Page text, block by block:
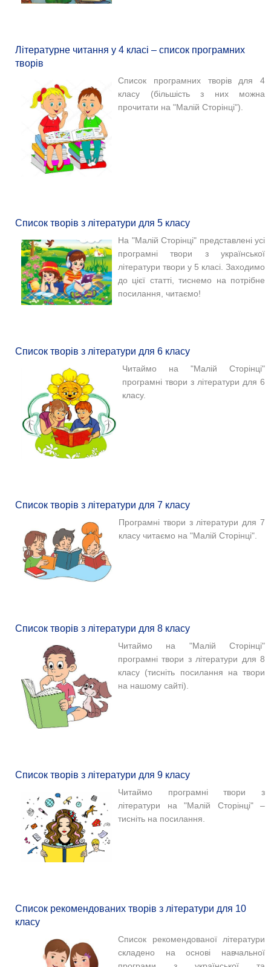
Літературне читання у 4 класі – список програмних
творів
Список програмних творів для 4
класу (більшість з них можна
прочитати на "Малій Сторінці").
Список творів з літератури для 5 класу
На "Малій Сторінці" представлені усі
програмні твори з української
літератури твори у 5 класі. Заходимо
до цієї статті, тиснемо на потрібне
посилання, читаємо!
Список творів з літератури для 6 класу
Читаймо на "Малій Сторінці"
програмні твори з літератури для 6
класу.
Список творів з літератури для 7 класу
Програмні твори з літератури для 7
класу читаємо на "Малій Сторінці".
Список творів з літератури для 8 класу
Читаймо на "Малій Сторінці"
програмні твори з літератури для 8
класу (тисніть посилання на твори
на нашому сайті).
Список творів з літератури для 9 класу
Читаймо програмні твори з
літератури на "Малій Сторінці" –
тисніть на посилання.
Список рекомендованих творів з літератури для 10
класу
Список рекомендованої літератури
складено на основі навчальної